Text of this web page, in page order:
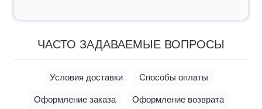
ЧАСТО ЗАДАВАЕМЫЕ ВОПРОСЫ
Условия доставки Способы оплаты
Оформление заказа Оформление возврата